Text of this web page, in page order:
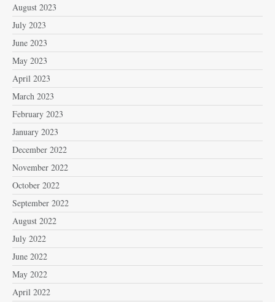
August 2023
July 2023
June 2023
May 2023
April 2023
March 2023
February 2023
January 2023
December 2022
November 2022
October 2022
September 2022
August 2022
July 2022
June 2022
May 2022
April 2022